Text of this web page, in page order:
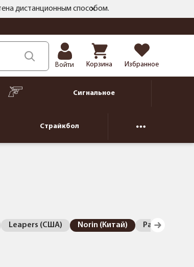
дистанционным способом.
Войти Корзина Избранное
Сигнальное
Страйкбол
Leapers (США) Norin (Китай) Patriot